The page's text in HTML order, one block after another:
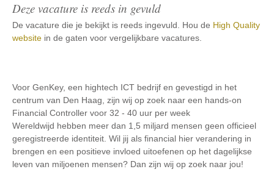
Deze vacature is reeds in gevuld
De vacature die je bekijkt is reeds ingevuld. Hou de High Quality
website in de gaten voor vergelijkbare vacatures.
Voor GenKey, een hightech ICT bedrijf en gevestigd in het
centrum van Den Haag, zijn wij op zoek naar een hands-on
Financial Controller voor 32 - 40 uur per week
Wereldwijd hebben meer dan 1,5 miljard mensen geen officieel
geregistreerde identiteit. Wil jij als financial hier verandering in
brengen en een positieve invloed uitoefenen op het dagelijkse
leven van miljoenen mensen? Dan zijn wij op zoek naar jou!